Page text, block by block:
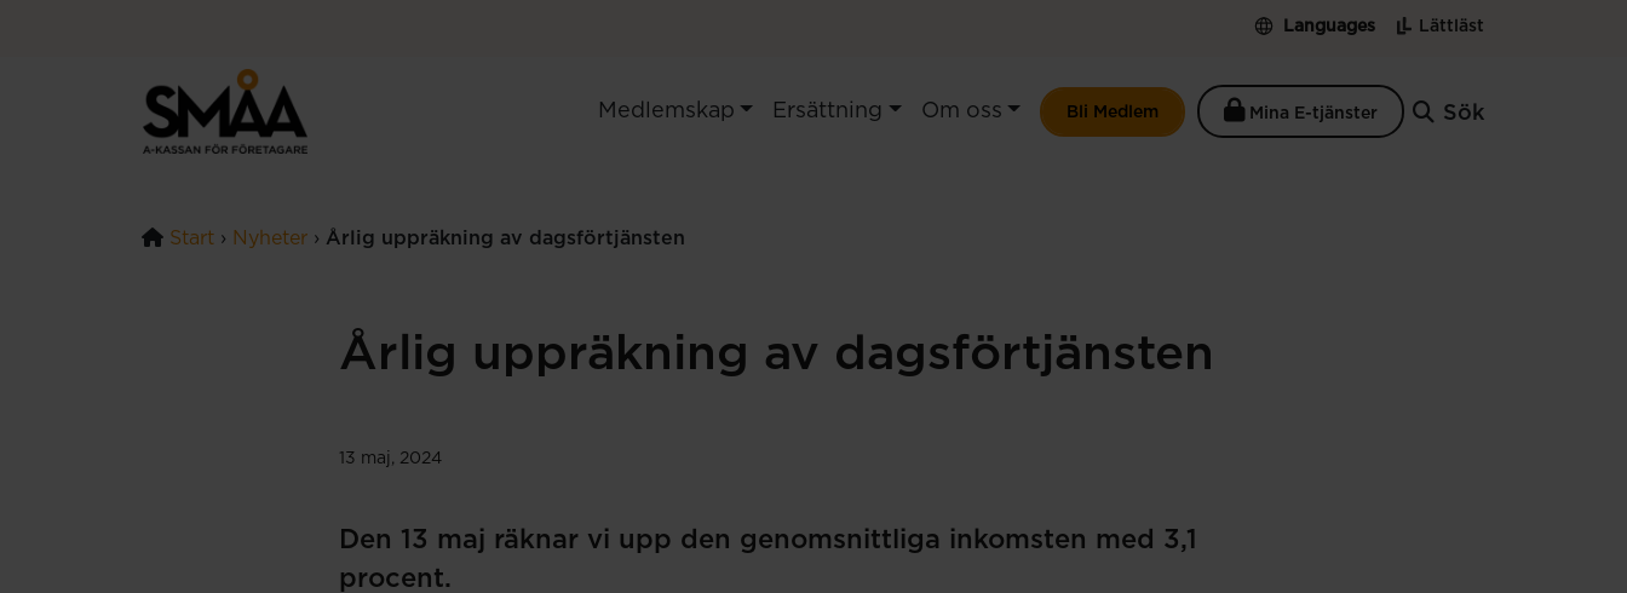
Languages Lättläst
Medlemskap Ersättning Om oss Bli Medlem Mina E-tjänster Sök
Start › Nyheter › Årlig uppräkning av dagsförtjänsten
Årlig uppräkning av dagsförtjänsten
13 maj, 2024
Den 13 maj räknar vi upp den genomsnittliga inkomsten med 3,1
procent.